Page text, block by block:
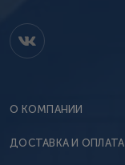
О КОМПАНИИ
ДОСТАВКА И ОПЛАТА